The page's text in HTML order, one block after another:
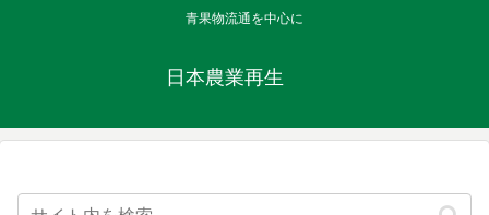
青果物流通を中心に
日本農業再生